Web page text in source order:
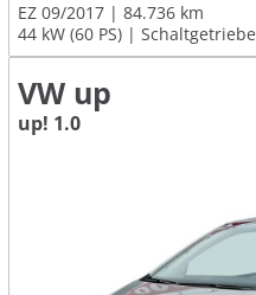
EZ 09/2017
84.736 km
44 kW (60 PS)
Schaltgetriebe
VW up
up! 1.0